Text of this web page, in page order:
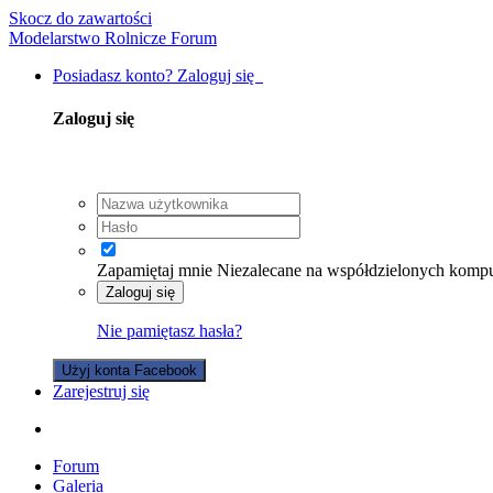
Skocz do zawartości
Modelarstwo Rolnicze Forum
Posiadasz konto? Zaloguj się
Zaloguj się
Zapamiętaj mnie Niezalecane na współdzielonych
Zaloguj się
Nie pamiętasz hasła?
Użyj konta Facebook
Zarejestruj się
Forum
Galeria